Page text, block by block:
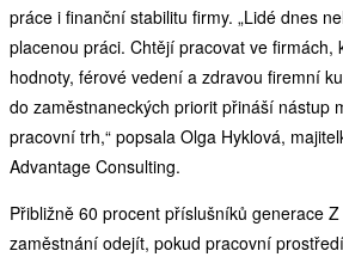
práce i finanční stabilitu firmy. „Lidé dnes
placenou práci. Chtějí pracovat ve firmách,
hodnoty, férové vedení a zdravou firemní
do zaměstnaneckých priorit přináší nástup
pracovní trh,“ popsala Olga Hyklová,
Advantage Consulting.
Přibližně 60 procent příslušníků generace
zaměstnání odejít, pokud pracovní